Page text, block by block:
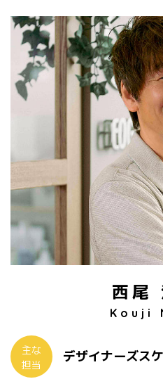
西尾
Kouji
主な
担当
デザイナーズス